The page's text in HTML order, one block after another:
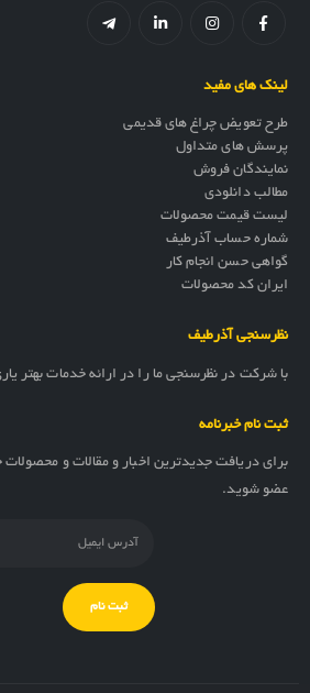
لینک های مفید
طرح تعویض چراغ های قدیمی
پرسش های متداول
نمایندگان فروش
مطالب دانلودی
لیست قیمت محصولات
شماره حساب آذرطیف
گواهی حسن انجام کار
ایران کد محصولات
نظرسنجی آذرطیف
با شرکت در نظرسنجی ما را در ارائه خدمات بهتر
ثبت نام خبرنامه
برای دریافت جدیدترین اخبار و مقالات و
عضو شوید.